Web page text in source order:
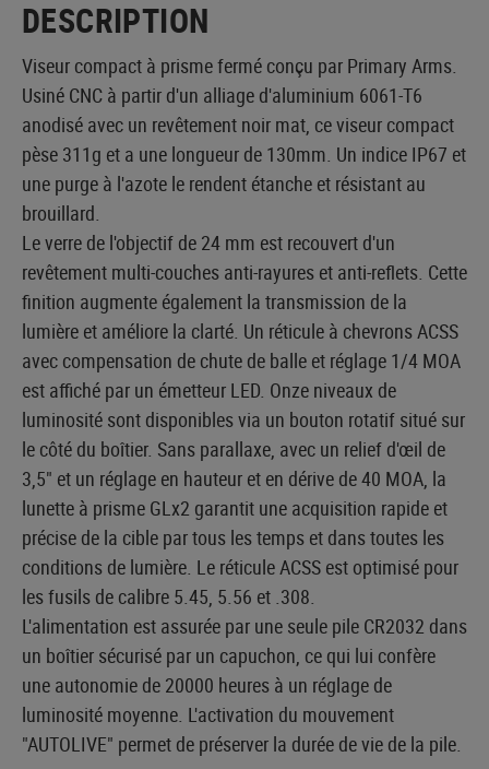
DESCRIPTION
Viseur compact à prisme fermé conçu par Primary Arms.
Usiné CNC à partir d'un alliage d'aluminium 6061-T6
anodisé avec un revêtement noir mat, ce viseur compact
pèse 311g et a une longueur de 130mm. Un indice IP67 et
une purge à l'azote le rendent étanche et résistant au
brouillard.
Le verre de l'objectif de 24 mm est recouvert d'un
revêtement multi-couches anti-rayures et anti-reflets. Cette
finition augmente également la transmission de la
lumière et améliore la clarté. Un réticule à chevrons ACSS
avec compensation de chute de balle et réglage 1/4 MOA
est affiché par un émetteur LED. Onze niveaux de
luminosité sont disponibles via un bouton rotatif situé sur
le côté du boîtier. Sans parallaxe, avec un relief d'œil de
3,5" et un réglage en hauteur et en dérive de 40 MOA, la
lunette à prisme GLx2 garantit une acquisition rapide et
précise de la cible par tous les temps et dans toutes les
conditions de lumière. Le réticule ACSS est optimisé pour
les fusils de calibre 5.45, 5.56 et .308.
L'alimentation est assurée par une seule pile CR2032 dans
un boîtier sécurisé par un capuchon, ce qui lui confère
une autonomie de 20000 heures à un réglage de
luminosité moyenne. L'activation du mouvement
"AUTOLIVE" permet de préserver la durée de vie de la pile.